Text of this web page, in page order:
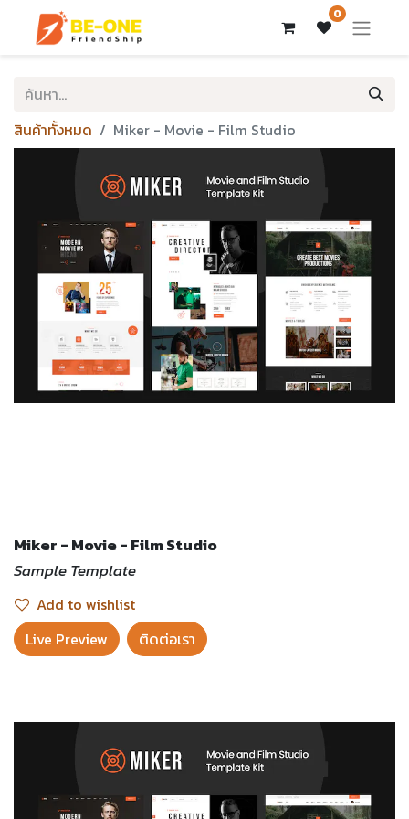
0
สินค้าทั้งหมด Miker - Movie - Film Studio
Miker - Movie - Film Studio
Sample Template
Add to wishlist
Live Preview​
ติดต่อเรา